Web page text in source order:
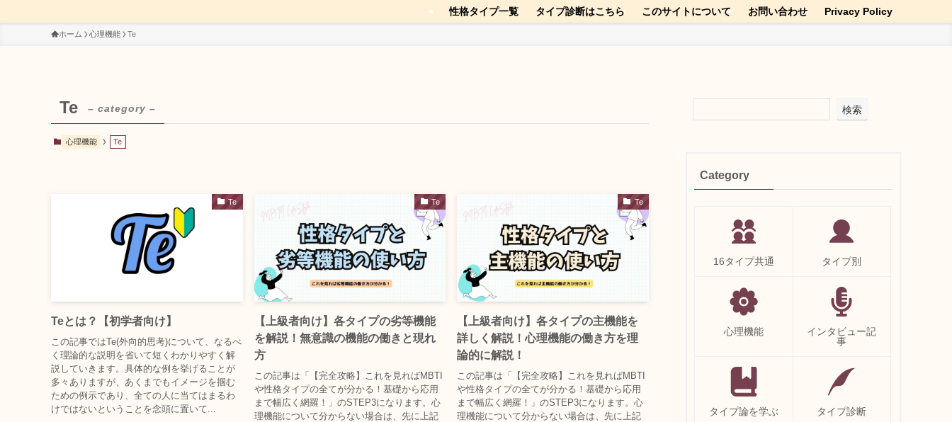
性格タイプ一覧 タイプ診断はこちら このサイトについて お問い合わせ Privacy Policy
ホーム 心理機能 Te
Te – category –
心理機能 Te
Te
Teとは？【初学者向け】
この記事ではTe(外向的思考)について、なるべ
く理論的な説明を省いて短くわかりやすく解
説していきます。具体的な例を挙げることが
多々ありますが、あくまでもイメージを掴む
ための例示であり、全ての人に当てはまるわ
けではないということを念頭に置いて...
Te
【上級者向け】各タイプの劣等機能
を解説！無意識の機能の働きと現れ
方
この記事は「【完全攻略】これを見ればMBTI
や性格タイプの全てが分かる！基礎から応用
まで幅広く網羅！」のSTEP3になります。心
理機能について分からない場合は、先に上記
Te
【上級者向け】各タイプの主機能を
詳しく解説！心理機能の働き方を理
論的に解説！
この記事は「【完全攻略】これを見ればMBTI
や性格タイプの全てが分かる！基礎から応用
まで幅広く網羅！」のSTEP3になります。心
理機能について分からない場合は、先に上記
検索
Category
16タイプ共通 タイプ別
心理機能
インタビュー記
事
タイプ論を学ぶ タイプ診断